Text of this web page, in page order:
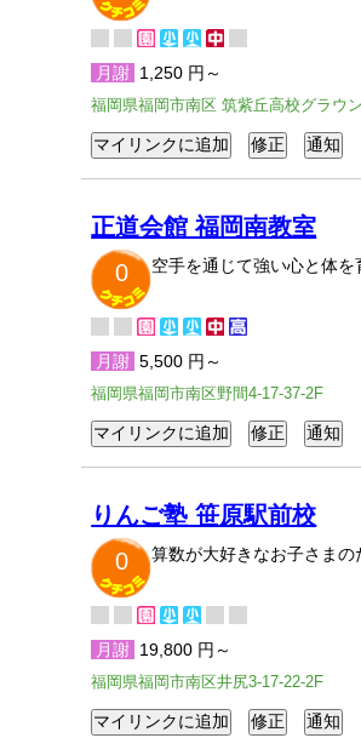
月謝 1,250 円～
福岡県福岡市南区 筑紫丘高校グラウ
正道会館 福岡南教室
0
空手を通じて強い心と体を
月謝 5,500 円～
福岡県福岡市南区野間4-17-37-2F
りんご塾 笹原駅前校
0
算数が大好きなお子さまの
月謝 19,800 円～
福岡県福岡市南区井尻3-17-22-2F